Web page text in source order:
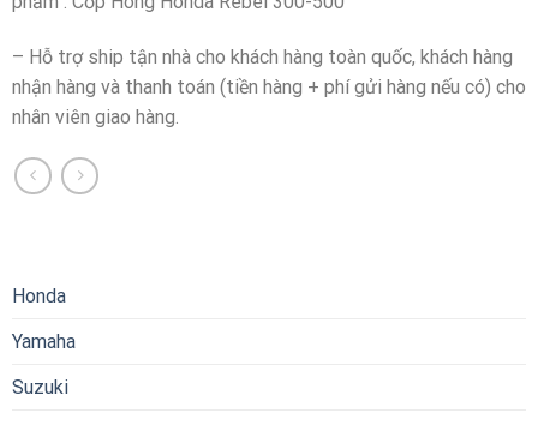
– Hỗ trợ ship tận nhà cho khách hàng toàn quốc, khách hàng
nhận hàng và thanh toán (tiền hàng + phí gửi hàng nếu có) cho
nhân viên giao hàng.
Honda
Yamaha
Suzuki